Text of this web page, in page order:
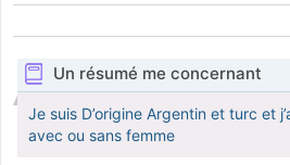
Un résumé me concernant
Je suis D’origine Argentin et turc et
avec ou sans femme